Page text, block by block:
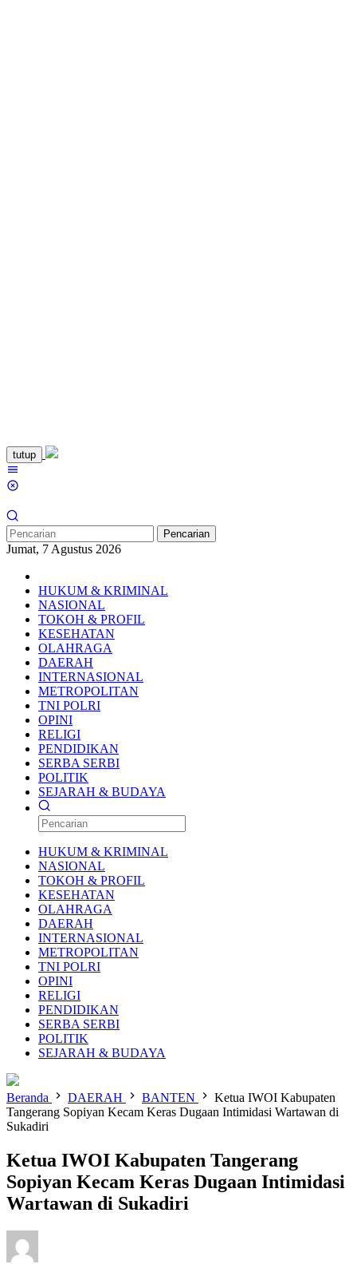
Loncat
ke
konten
tutup
Pencarian
Jumat, 7 Agustus 2026
HUKUM & KRIMINAL
NASIONAL
TOKOH & PROFIL
KESEHATAN
OLAHRAGA
DAERAH
INTERNASIONAL
METROPOLITAN
TNI POLRI
OPINI
RELIGI
PENDIDIKAN
SERBA SERBI
POLITIK
SEJARAH & BUDAYA
HUKUM & KRIMINAL
NASIONAL
TOKOH & PROFIL
KESEHATAN
OLAHRAGA
DAERAH
INTERNASIONAL
METROPOLITAN
TNI POLRI
OPINI
RELIGI
PENDIDIKAN
SERBA SERBI
POLITIK
SEJARAH & BUDAYA
Beranda DAERAH BANTEN
Ketua IWOI Kabupaten
Tangerang Sopiyan Kecam Keras Dugaan Intimidasi Wartawan di
Sukadiri
Ketua IWOI Kabupaten Tangerang
Sopiyan Kecam Keras Dugaan Intimidasi
Wartawan di Sukadiri